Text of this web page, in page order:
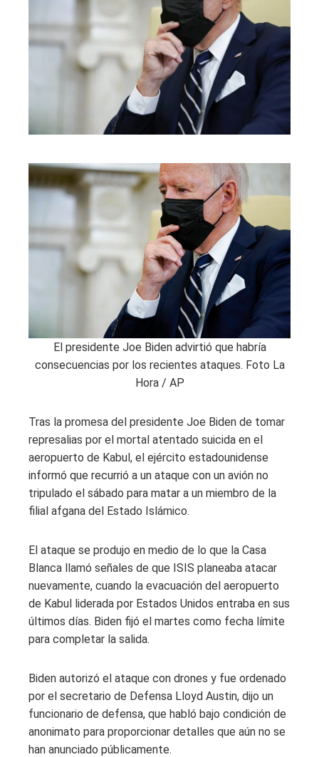
El presidente Joe Biden advirtió que habría
consecuencias por los recientes ataques. Foto La
Hora / AP
Tras la promesa del presidente Joe Biden de tomar
represalias por el mortal atentado suicida en el
aeropuerto de Kabul, el ejército estadounidense
informó que recurrió a un ataque con un avión no
tripulado el sábado para matar a un miembro de la
filial afgana del Estado Islámico.
El ataque se produjo en medio de lo que la Casa
Blanca llamó señales de que ISIS planeaba atacar
nuevamente, cuando la evacuación del aeropuerto
de Kabul liderada por Estados Unidos entraba en sus
últimos días. Biden fijó el martes como fecha límite
para completar la salida.
Biden autorizó el ataque con drones y fue ordenado
por el secretario de Defensa Lloyd Austin, dijo un
funcionario de defensa, que habló bajo condición de
anonimato para proporcionar detalles que aún no se
han anunciado públicamente.